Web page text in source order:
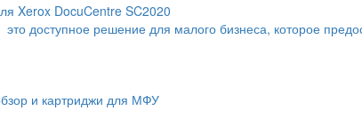
Xerox DocuCentre SC2020
доступное решение для малого бизнеса, которое
и картриджи для МФУ